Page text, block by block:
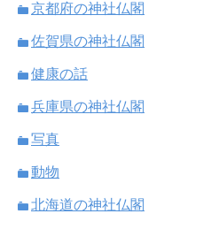
京都府の神社仏閣
佐賀県の神社仏閣
健康の話
兵庫県の神社仏閣
写真
動物
北海道の神社仏閣